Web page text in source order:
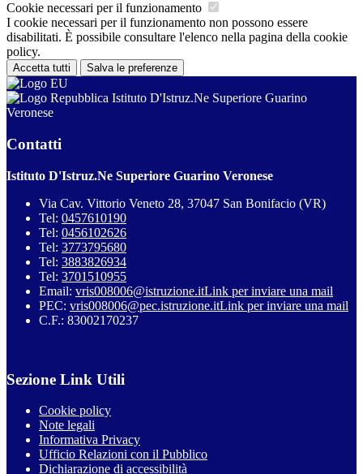
Cookie necessari per il funzionamento
I cookie necessari per il funzionamento non possono essere
disabilitati. È possibile consultare l'elenco nella pagina della cookie
policy.
Accetta tutti Salva le preferenze
Istituto D'Istruz.Ne Superiore Guarino
Veronese
Contatti
Istituto D'Istruz.Ne Superiore Guarino Veronese
Via Cav. Vittorio Veneto 28, 37047 San Bonifacio (VR)
Tel: 0457610190
Tel: 0456102626
Tel: 3773795680
Tel: 3883826934
Tel: 3701510955
Email: vris008006@istruzione.itLink per inviare una mail
PEC: vris008006@pec.istruzione.itLink per inviare una mail
C.F.: 83002170237
Sezione Link Utili
Cookie policy
Note legali
Informativa Privacy
Ufficio Relazioni con il Pubblico
Dichiarazione di accessibilità